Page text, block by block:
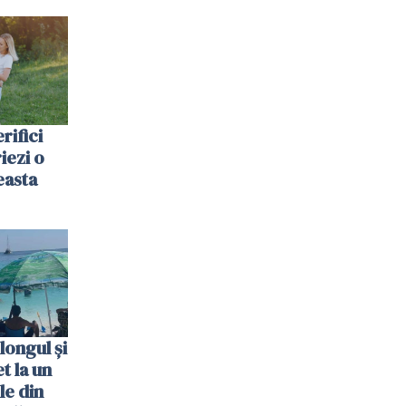
o
și
la un
din